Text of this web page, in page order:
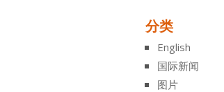
分类
English
国际新闻
图片